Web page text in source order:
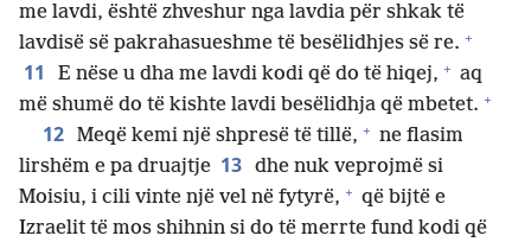
me lavdi, është zhveshur nga lavdia për shkak të
lavdisë së pakrahasueshme të besëlidhjes së re. +
11 E nëse u dha me lavdi kodi që do të hiqej, + aq
më shumë do të kishte lavdi besëlidhja që mbetet. +
12 Meqë kemi një shpresë të tillë, + ne flasim
lirshëm e pa druajtje 13 dhe nuk veprojmë si
Moisiu, i cili vinte një vel në fytyrë, + që bijtë e
Izraelit të mos shihnin si do të merrte fund kodi që